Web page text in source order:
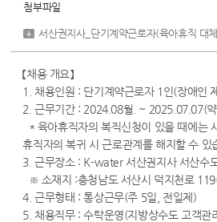
첨부파일
서산권지사_단기계약근로자(육아휴직 대체) 채용공고
【채용 개요】
1. 채용인원 : 단기계약근로자 1인(장애인
2. 근무기간 : 2024.08월. ~ 2025.07.07(
* 육아휴직자의 복직신청이 있을 때에는
휴직자의 복귀 시 근로관계를 해지할 수 있
3. 근무장소 : K-water 서산권지사 서산수
※ 소재지 :충청남도 서산시 덕지천로
4. 근무형태 : 통상근무(주 5일, 전일제)
5. 채용직무 : 수탁운영(지방상수도 고객관